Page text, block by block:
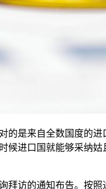
是来自全数国度的进
候进口国就能够采纳
访的通知布告。按照